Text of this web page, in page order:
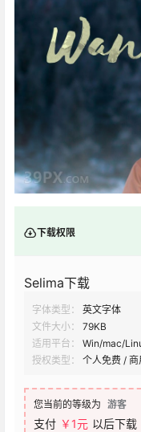
下载权限
Selima下载
字体类型：
英文字体
文件大小：
79KB
适用平台：
Win/mac/
授权类型：
个人免费 / 商
您当前的等级为 游客
支付 ￥1元 以后下载